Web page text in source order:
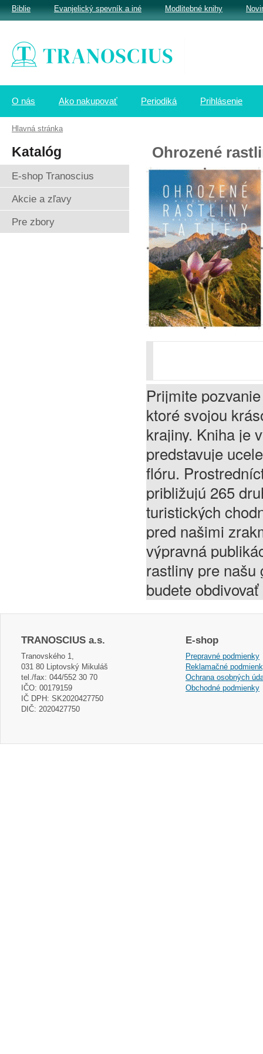
O nás Ako nakupovať Periodiká Prihlásenie
Ohrozené
Prijmite
ktoré svojou
krajiny. Kniha je
predstavuje
flóru.
približujú 265
turistických
pred našimi
výpravná
rastliny pre
budete
Katalóg
E-shop Tranoscius
Akcie a zľavy
Pre zbory
TRANOSCIUS a.s.
Tranovského 1,
031 80 Liptovský Mikuláš
tel./fax: 044/552 30 70
IČO: 00179159
IČ DPH: SK2020427750
DIČ: 2020427750
E-shop
Prepravné podmienky
Reklamačné
Ochrana osobných
Obchodné podmienky
Biblie Evanjelický spevník a iné Modlitebné knihy
Hlavná stránka